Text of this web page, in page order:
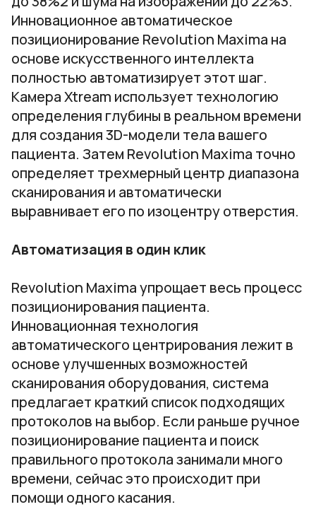
Инновационное автоматическое
позиционирование Revolution Maxima на
основе искусственного интеллекта
полностью автоматизирует этот шаг.
Камера Xtream использует технологию
определения глубины в реальном времени
для создания 3D-модели тела вашего
пациента. Затем Revolution Maxima точно
определяет трехмерный центр диапазона
сканирования и автоматически
выравнивает его по изоцентру отверстия.
Автоматизация в один клик
Revolution Maxima упрощает весь процесс
позиционирования пациента.
Инновационная технология
автоматического центрирования лежит в
основе улучшенных возможностей
сканирования оборудования, система
предлагает краткий список подходящих
протоколов на выбор. Если раньше ручное
позиционирование пациента и поиск
правильного протокола занимали много
времени, сейчас это происходит при
помощи одного касания.